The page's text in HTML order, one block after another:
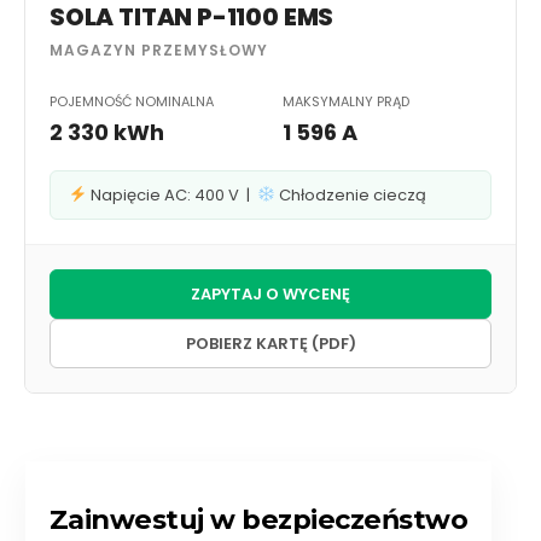
SOLA TITAN P-1100 EMS
MAGAZYN PRZEMYSŁOWY
POJEMNOŚĆ NOMINALNA
2 330 kWh
MAKSYMALNY PRĄD
1 596 A
Napięcie AC: 400 V | Chłodzenie cieczą
ZAPYTAJ O WYCENĘ
POBIERZ KARTĘ (PDF)
Zainwestuj w bezpieczeństwo